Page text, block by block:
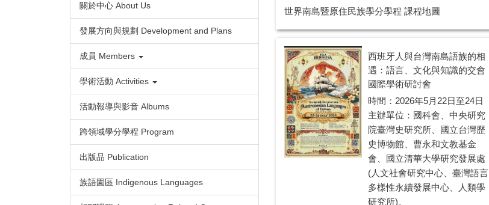
關於中心 About Us
發展方向與規劃 Development and Plans
成員 Members
學術活動 Activities
活動報導與影音 Albums
跨領域學分學程 Program
出版品 Publication
族語園區 Indigenous Languages
世界南島暨原住民族學分學程 課程地圖
西班牙人與台灣南島語族的相
遇：語言、文化與知識的交會
國際學術研討會
時間：2026年5月22日至24日
主辦單位：國科會、中央研究
院臺灣史研究所、國立台灣歷
史博物館、曹永和文教基金
會、國立清華大學研究發展處
(人文社會研究中心、臺灣語言
多樣性永續發展中心、人類學
研究所)。